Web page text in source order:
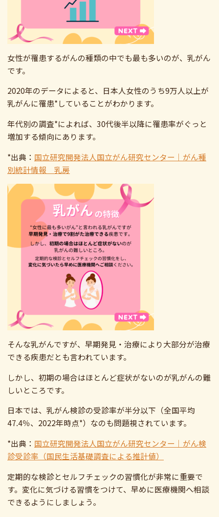
女性が罹患するがんの種類の中でも最も多いのが、乳がん
です。
2020年のデータによると、日本人女性のうち9万人以上が
乳がんに罹患*していることがわかります。
年代別の調査*によれば、30代後半以降に罹患率がぐっと
増加する傾向にあります。
*出典： 国立研究開発法人国立がん研究センター｜がん種
別統計情報 乳房
そんな乳がんですが、早期発見・治療により大部分が治療
できる疾患だとも言われています。
しかし、初期の場合はほとんど症状がないのが乳がんの難
しいところです。
日本では、乳がん検診の受診率が半分以下（全国平均
47.4％、2022年時点*）なのも問題視されています。
*出典： 国立研究開発法人国立がん研究センター｜がん検
診受診率（国民生活基礎調査による推計値）
定期的な検診とセルフチェックの習慣化が非常に重要で
す。変化に気づける習慣をつけて、早めに医療機関へ相談
できるようにしましょう。